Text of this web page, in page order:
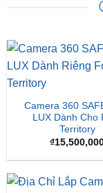
Camera 360
LUX Dành Cho
Territory
₫